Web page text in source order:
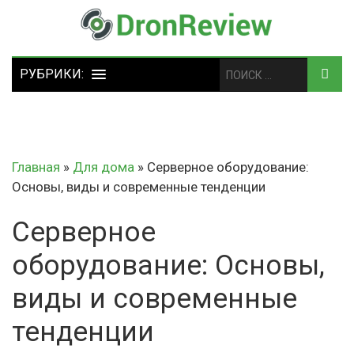
Главная » Для дома » Серверное оборудование:
Основы, виды и современные тенденции
Серверное
оборудование: Основы,
виды и современные
тенденции